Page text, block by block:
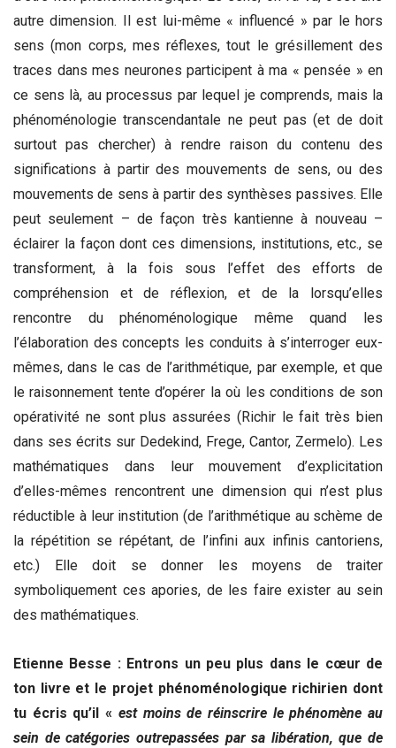
autre dimension. Il est lui-même « influencé » par le hors
sens (mon corps, mes réflexes, tout le grésillement des
traces dans mes neurones participent à ma « pensée » en
ce sens là, au processus par lequel je comprends, mais la
phénoménologie transcendantale ne peut pas (et de doit
surtout pas chercher) à rendre raison du contenu des
significations à partir des mouvements de sens, ou des
mouvements de sens à partir des synthèses passives. Elle
peut seulement – de façon très kantienne à nouveau –
éclairer la façon dont ces dimensions, institutions, etc., se
transforment, à la fois sous l’effet des efforts de
compréhension et de réflexion, et de la lorsqu’elles
rencontre du phénoménologique même quand les
l’élaboration des concepts les conduits à s’interroger eux-
mêmes, dans le cas de l’arithmétique, par exemple, et que
le raisonnement tente d’opérer la où les conditions de son
opérativité ne sont plus assurées (Richir le fait très bien
dans ses écrits sur Dedekind, Frege, Cantor, Zermelo). Les
mathématiques dans leur mouvement d’explicitation
d’elles-mêmes rencontrent une dimension qui n’est plus
réductible à leur institution (de l’arithmétique au schème de
la répétition se répétant, de l’infini aux infinis cantoriens,
etc.) Elle doit se donner les moyens de traiter
symboliquement ces apories, de les faire exister au sein
des mathématiques.
Etienne Besse : Entrons un peu plus dans le cœur de
ton livre et le projet phénoménologique richirien dont
tu écris qu’il « est moins de réinscrire le phénomène au
sein de catégories outrepassées par sa libération, que de